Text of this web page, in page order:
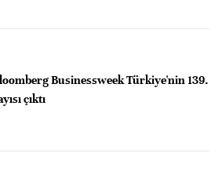
Businessweek Türkiye'nin 139.
çıktı